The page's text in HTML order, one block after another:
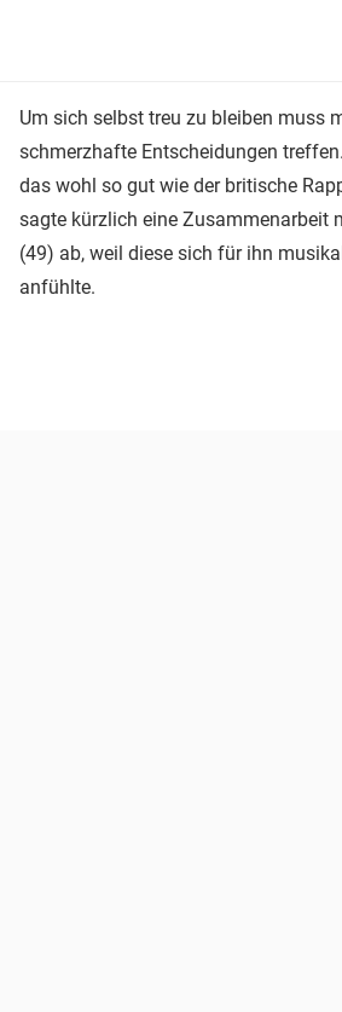
Um sich selbst treu zu bleiben muss
schmerzhafte Entscheidungen
das wohl so gut wie der britische
sagte kürzlich eine Zusammenarbeit
(49) ab, weil diese sich für ihn
anfühlte.